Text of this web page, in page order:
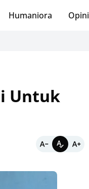
Humaniora Opini
Untuk